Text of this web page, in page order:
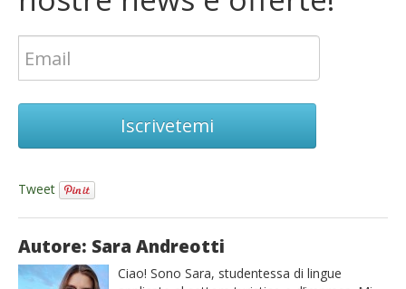
Iscrivetemi
Tweet
Autore: Sara Andreotti
Ciao! Sono Sara, studentessa di lingue